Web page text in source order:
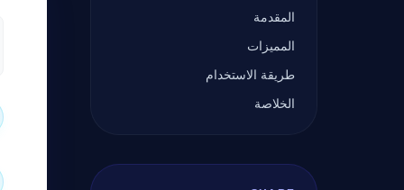
المقدمة
المميزات
طريقة الاستخدام
الخلاصة